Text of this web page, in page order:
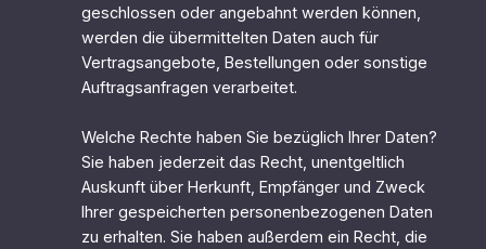
geschlossen oder angebahnt werden können,
werden die übermittelten Daten auch für
Vertragsangebote, Bestellungen oder sonstige
Auftragsanfragen verarbeitet.
Welche Rechte haben Sie bezüglich Ihrer Daten?
Sie haben jederzeit das Recht, unentgeltlich
Auskunft über Herkunft, Empfänger und Zweck
Ihrer gespeicherten personenbezogenen Daten
zu erhalten. Sie haben außerdem ein Recht, die